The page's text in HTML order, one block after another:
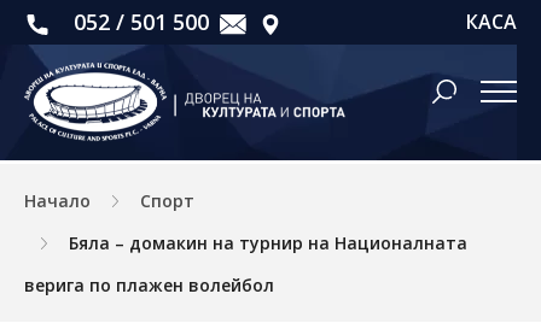
052 / 501 500 КАСА
Начало
Спорт
Бяла – домакин на турнир на Националната
верига по плажен волейбол